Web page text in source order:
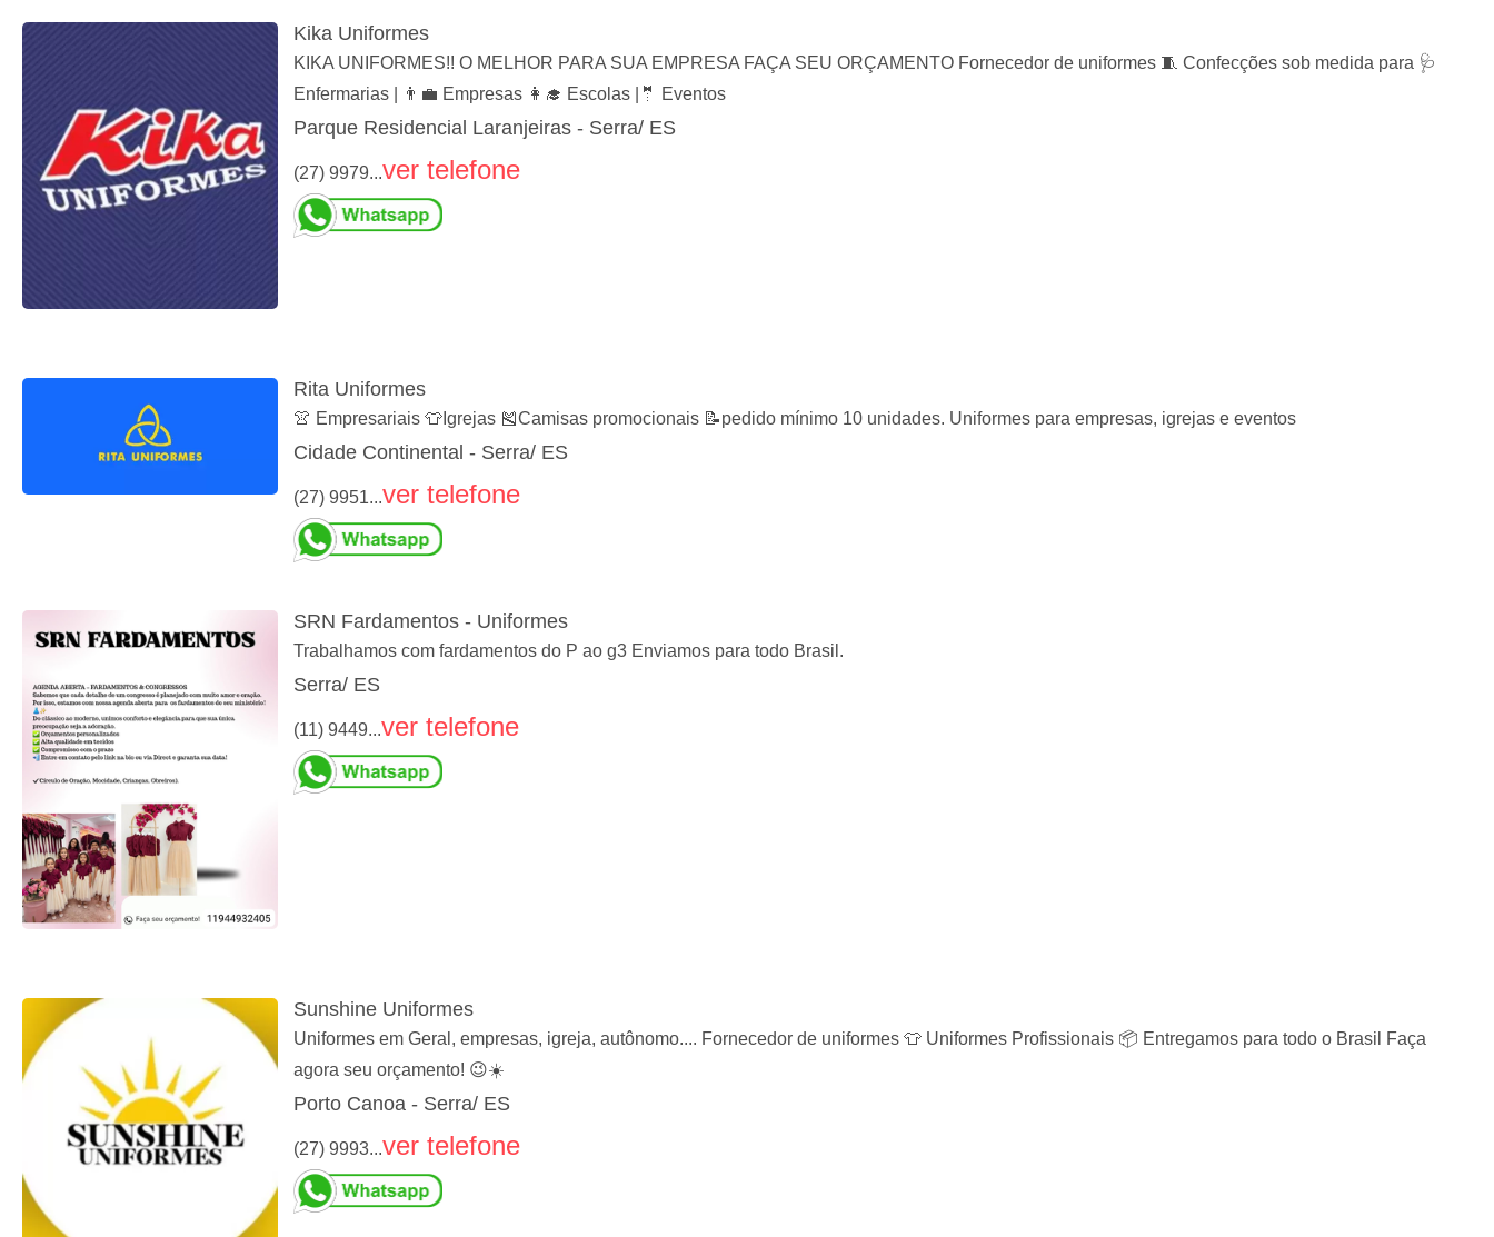
Kika Uniformes
KIKA UNIFORMES!! O MELHOR PARA SUA EMPRESA FAÇA SEU ORÇAMENTO Fornecedor de uniformes 🧵 Confecções sob medida para 🩺
Enfermarias | 👨‍💼 Empresas 👩‍🎓 Escolas |🤵 Eventos
Parque Residencial Laranjeiras - Serra/ ES
(27) 9979...ver telefone
Rita Uniformes
👚 Empresariais 👕Igrejas 🎽Camisas promocionais 📝pedido mínimo 10 unidades. Uniformes para empresas, igrejas e eventos
Cidade Continental - Serra/ ES
(27) 9951...ver telefone
SRN Fardamentos - Uniformes
Trabalhamos com fardamentos do P ao g3 Enviamos para todo Brasil.
Serra/ ES
(11) 9449...ver telefone
Sunshine Uniformes
Uniformes em Geral, empresas, igreja, autônomo.... Fornecedor de uniformes 👕 Uniformes Profissionais 📦 Entregamos para todo o Brasil Faça
agora seu orçamento! 😉☀️
Porto Canoa - Serra/ ES
(27) 9993...ver telefone